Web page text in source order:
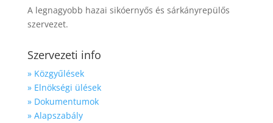
A legnagyobb hazai sikóernyős és sárkányrepülős
szervezet.
Szervezeti info
» Közgyűlések
» Elnökségi ülések
» Dokumentumok
» Alapszabály